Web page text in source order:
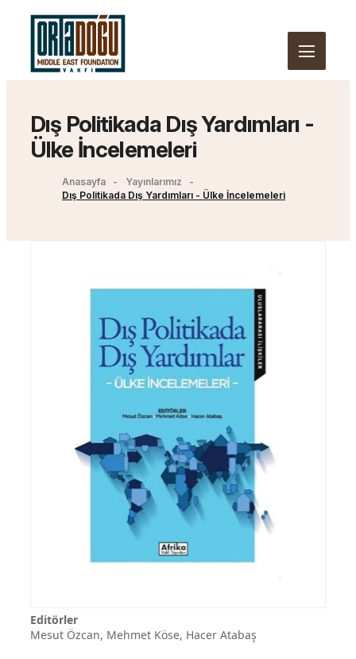
Dış Politikada Dış Yardımları -
Ülke İncelemeleri
Anasayfa
Yayınlarımız
Dış Politikada Dış Yardımları - Ülke İncelemeleri
Editörler
Mesut Özcan, Mehmet Köse, Hacer Atabaş